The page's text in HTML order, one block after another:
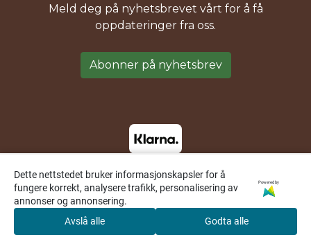
Meld deg på nyhetsbrevet vårt for å få
oppdateringer fra oss.
Abonner på nyhetsbrev
Dette nettstedet bruker informasjonskapsler for å
fungere korrekt, analysere trafikk, personalisering av
annonser og annonsering.
Powered by
Avslå alle Godta alle